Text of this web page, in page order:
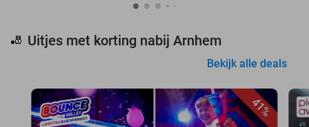
🎳 Uitjes met korting nabij Arnhem
Bekijk alle deals
41%